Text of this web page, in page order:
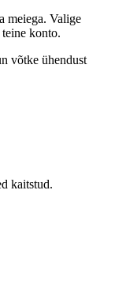
meiega. Valige
konto.
võtke ühendust
kaitstud.